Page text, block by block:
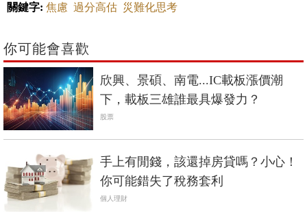
關鍵字: 焦慮 過分高估 災難化思考
你可能會喜歡
欣興、景碩、南電...IC載板漲價潮
下，載板三雄誰最具爆發力？
股票
手上有閒錢，該還掉房貸嗎？小心！
你可能錯失了稅務套利
個人理財